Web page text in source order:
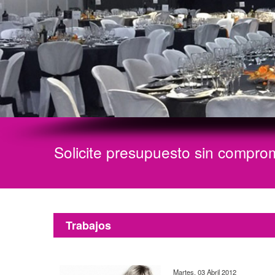
Expertos en organización int
Solicite presupuesto sin
Trabajos
Martes, 03 Abril 2012